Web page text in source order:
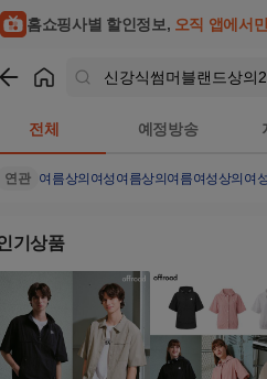
홈쇼핑사별 할인정보, 오직 앱에서
전체 예정방송
연관 여름상의 여성여름상의 여름여성상의 여
기상품